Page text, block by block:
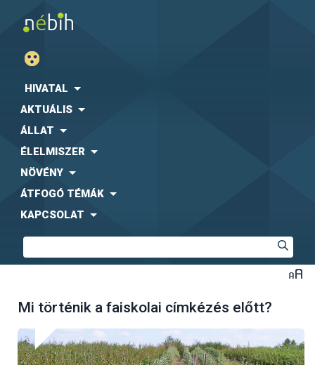
HIVATAL
AKTUÁLIS
ÁLLAT
ÉLELMISZER
NÖVÉNY
ÁTFOGÓ TÉMÁK
KAPCSOLAT
Mi történik a faiskolai címkézés előtt?